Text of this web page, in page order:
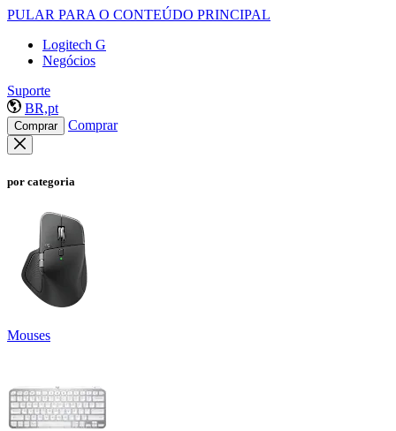
PULAR PARA O CONTEÚDO PRINCIPAL
Logitech G
Negócios
Suporte
BR,pt
Comprar Comprar
por categoria
Mouses